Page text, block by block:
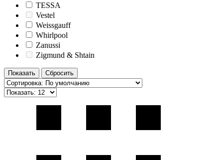
TESSA
Vestel
Weissgauff
Whirlpool
Zanussi
Zigmund & Shtain
Показать Сбросить